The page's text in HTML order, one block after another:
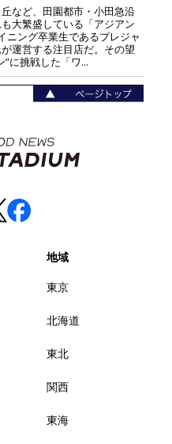
など、田園都市・小田急沿
大繁盛している「アジアン
ニング卒業生であるプレジャ
運営する注目店だ。その望
に挑戦した「ワ...
地域
東京
北海道
東北
関西
東海